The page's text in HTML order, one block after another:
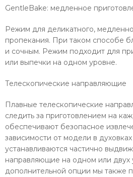
GentleBake: медленное
Режим для деликатного,
пропекания. При таком способе
и сочным. Режим подходит для
или выпечки на одном уровне.
Телескопические направляющие
Плавные телескопические
следить за приготовлением на
обеспечивают безопасное
зависимости от модели в
устанавливаются частично
направляющие на одном или двух
дополнительной опции мы также